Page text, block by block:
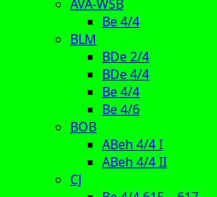
AVA-WSB
Be 4/4
BLM
BDe 2/4
BDe 4/4
Be 4/4
Be 4/6
BOB
ABeh 4/4 I
ABeh 4/4 II
CJ